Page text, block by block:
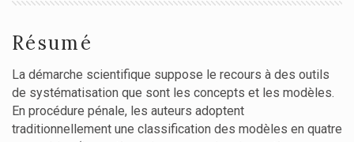
Résumé
La démarche scientifique suppose le recours à des outils
de systématisation que sont les concepts et les modèles.
En procédure pénale, les auteurs adoptent
traditionnellement une classification des modèles en quatre